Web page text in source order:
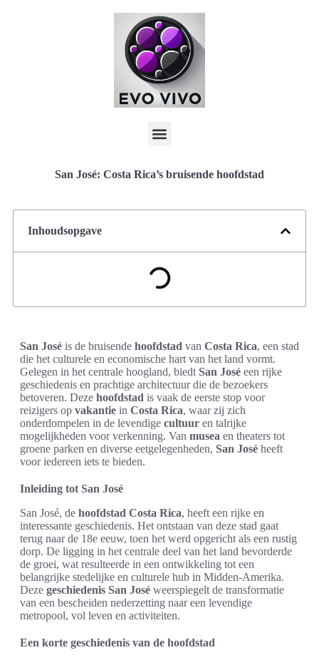
San José: Costa Rica’s bruisende hoofdstad
Inhoudsopgave
San José is de bruisende hoofdstad van Costa Rica, een stad
die het culturele en economische hart van het land vormt.
Gelegen in het centrale hoogland, biedt San José een rijke
geschiedenis en prachtige architectuur die de bezoekers
betoveren. Deze hoofdstad is vaak de eerste stop voor
reizigers op vakantie in Costa Rica, waar zij zich
onderdompelen in de levendige cultuur en talrijke
mogelijkheden voor verkenning. Van musea en theaters tot
groene parken en diverse eetgelegenheden, San José heeft
voor iedereen iets te bieden.
Inleiding tot San José
San José, de hoofdstad Costa Rica, heeft een rijke en
interessante geschiedenis. Het ontstaan van deze stad gaat
terug naar de 18e eeuw, toen het werd opgericht als een rustig
dorp. De ligging in het centrale deel van het land bevorderde
de groei, wat resulteerde in een ontwikkeling tot een
belangrijke stedelijke en culturele hub in Midden-Amerika.
Deze geschiedenis San José weerspiegelt de transformatie
van een bescheiden nederzetting naar een levendige
metropool, vol leven en activiteiten.
Een korte geschiedenis van de hoofdstad